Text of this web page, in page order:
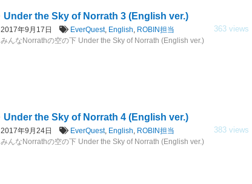
Under the Sky of Norrath 3 (English ver.)
2017年9月17日 EverQuest, English, ROBIN担当 363 views
みんなNorrathの空の下 Under the Sky of Norrath (English ver.)
Under the Sky of Norrath 4 (English ver.)
2017年9月24日 EverQuest, English, ROBIN担当 383 views
みんなNorrathの空の下 Under the Sky of Norrath (English ver.)